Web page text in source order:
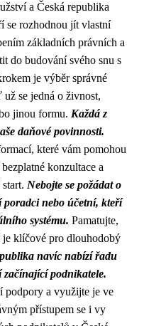
a Česká republika
se rozhodnou jít vlastní
základních právních a
do budování svého snu s
je výběr správné
se jedná o živnost,
jinou formu. Každá z
daňové povinnosti.
které vám pomohou
konzultace a
Nebojte se požádat o
nebo účetní, kteří
systému. Pamatujte,
klíčové pro dlouhodobý
navíc nabízí řadu
podnikatele.
podpory a využijte je ve
přístupem se i vy